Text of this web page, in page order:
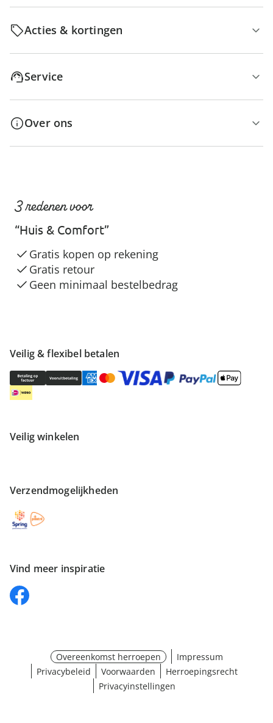
Acties & kortingen
Service
Over ons
Veilig & flexibel betalen
Veilig winkelen
Verzendmogelijkheden
Vind meer inspiratie
3 redenen voor
“Huis & Comfort”
Gratis kopen op rekening
Gratis retour
Geen minimaal bestelbedrag
Overeenkomst herroepen
Impressum
Privacybeleid
Voorwaarden
Herroepingsrecht
Privacyinstellingen